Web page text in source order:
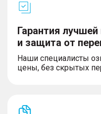
Гарантия
и защита от
Наши специалисты
цены, без скрытых